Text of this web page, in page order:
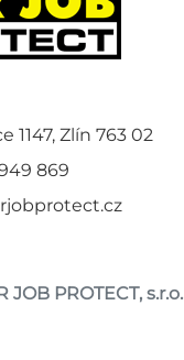
1147, Zlín 763 02
869
JOB PROTECT, s.r.o.